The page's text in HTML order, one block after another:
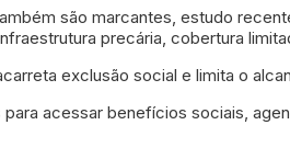
são marcantes, estudo
precária, cobertura
exclusão social e limita o
acessar benefícios sociais,